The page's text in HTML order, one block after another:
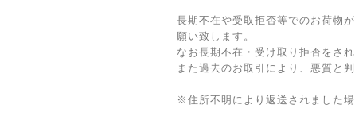
長期不在や受取拒否等でのお荷物
願い致します。
なお長期不在・受け取り拒否をさ
また過去のお取引により、悪質と
※住所不明により返送されました